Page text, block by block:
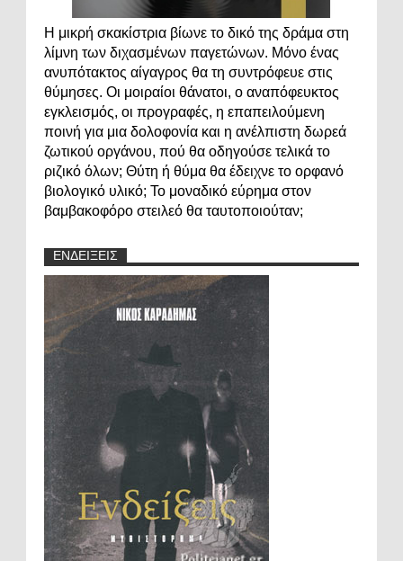
Η μικρή σκακίστρια βίωνε το δικό της δράμα στη
λίμνη των διχασμένων παγετώνων. Μόνο ένας
ανυπότακτος αίγαγρος θα τη συντρόφευε στις
θύμησες. Οι μοιραίοι θάνατοι, ο αναπόφευκτος
εγκλεισμός, οι προγραφές, η επαπειλούμενη
ποινή για μια δολοφονία και η ανέλπιστη δωρεά
ζωτικού οργάνου, πού θα οδηγούσε τελικά το
ριζικό όλων; Θύτη ή θύμα θα έδειχνε το ορφανό
βιολογικό υλικό; Το μοναδικό εύρημα στον
βαμβακοφόρο στειλεό θα ταυτοποιούταν;
ΕΝΔΕΙΞΕΙΣ